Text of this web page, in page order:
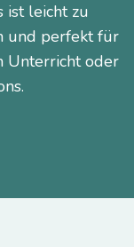
ist leicht zu
und perfekt für
Unterricht oder